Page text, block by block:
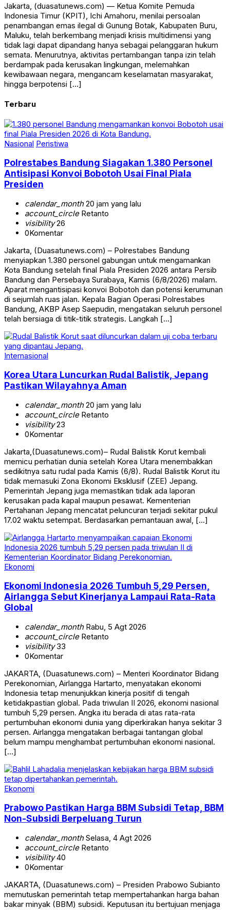
Jakarta, (duasatunews.com) — Ketua Komite Pemuda
Indonesia Timur (KPIT), Ichi Amahoru, menilai persoalan
penambangan emas ilegal di Gunung Botak, Kabupaten Buru,
Maluku, telah berkembang menjadi krisis multidimensi yang
tidak lagi dapat dipandang hanya sebagai pelanggaran hukum
semata. Menurutnya, aktivitas pertambangan tanpa izin telah
berdampak pada kerusakan lingkungan, melemahkan
kewibawaan negara, mengancam keselamatan masyarakat,
hingga berpotensi […]
Terbaru
Nasional Peristiwa
Polrestabes Bandung Siagakan 1.380 Personel
Antisipasi Konvoi Bobotoh Usai Final Piala
Presiden
calendar_month20 jam yang lalu
account_circleRetanto
visibility26
0Komentar
Jakarta, (Duasatunews.com) – Polrestabes Bandung
menyiapkan 1.380 personel gabungan untuk mengamankan
Kota Bandung setelah final Piala Presiden 2026 antara Persib
Bandung dan Persebaya Surabaya, Kamis (6/8/2026) malam.
Aparat mengantisipasi konvoi Bobotoh dan potensi kerumunan
di sejumlah ruas jalan. Kepala Bagian Operasi Polrestabes
Bandung, AKBP Asep Saepudin, mengatakan seluruh personel
telah bersiaga di titik-titik strategis. Langkah […]
Internasional
Korea Utara Luncurkan Rudal Balistik, Jepang
Pastikan Wilayahnya Aman
calendar_month20 jam yang lalu
account_circleRetanto
visibility23
0Komentar
Jakarta,(Duasatunews.com)– Rudal Balistik Korut kembali
memicu perhatian dunia setelah Korea Utara menembakkan
sedikitnya satu rudal pada Kamis (6/8). Rudal Balistik Korut itu
tidak memasuki Zona Ekonomi Eksklusif (ZEE) Jepang.
Pemerintah Jepang juga memastikan tidak ada laporan
kerusakan pada kapal maupun pesawat. Kementerian
Pertahanan Jepang mencatat peluncuran terjadi sekitar pukul
17.02 waktu setempat. Berdasarkan pemantauan awal, […]
Ekonomi
Ekonomi Indonesia 2026 Tumbuh 5,29 Persen,
Airlangga Sebut Kinerjanya Lampaui Rata-Rata
Global
calendar_monthRabu, 5 Agt 2026
account_circleRetanto
visibility33
0Komentar
JAKARTA, (Duasatunews.com) – Menteri Koordinator Bidang
Perekonomian, Airlangga Hartarto, menyatakan ekonomi
Indonesia tetap menunjukkan kinerja positif di tengah
ketidakpastian global. Pada triwulan II 2026, ekonomi nasional
tumbuh 5,29 persen. Angka itu berada di atas rata-rata
pertumbuhan ekonomi dunia yang diperkirakan hanya sekitar 3
persen. Airlangga mengatakan berbagai tantangan global
belum mampu menghambat pertumbuhan ekonomi nasional.
[…]
Ekonomi
Prabowo Pastikan Harga BBM Subsidi Tetap, BBM
Non-Subsidi Berpeluang Turun
calendar_monthSelasa, 4 Agt 2026
account_circleRetanto
visibility40
0Komentar
JAKARTA, (Duasatunews.com) – Presiden Prabowo Subianto
memutuskan pemerintah tetap mempertahankan harga bahan
bakar minyak (BBM) subsidi. Keputusan itu bertujuan menjaga